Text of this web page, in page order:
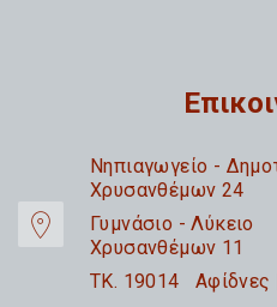
Nηπιαγωγείο -
Χρυσανθέμων 24
Γυμνάσιο - Λύκειο
Χρυσανθέμων 11
TK. 19014 Αφίδνες